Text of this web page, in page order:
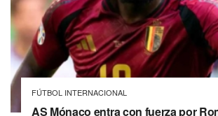
FÚTBOL INTERNACIONAL
AS Mónaco entra con fuerza por